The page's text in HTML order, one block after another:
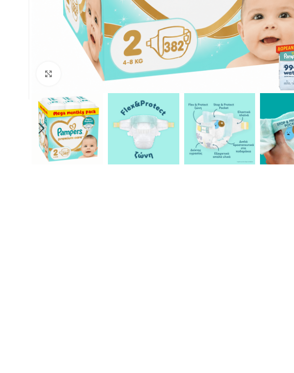
Click to enlarge